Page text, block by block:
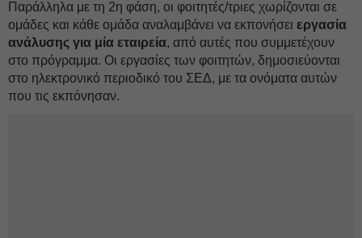
Παράλληλα με τη 2η φάση, οι φοιτητές/τριες χωρίζονται σε
ομάδες και κάθε ομάδα αναλαμβάνει να εκπονήσει εργασία
ανάλυσης για μία εταιρεία, από αυτές που συμμετέχουν
στο πρόγραμμα. Οι εργασίες των φοιτητών, δημοσιεύονται
στο ηλεκτρονικό περιοδικό του ΣΕΔ, με τα ονόματα αυτών
που τις εκπόνησαν.